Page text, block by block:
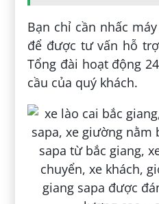
Bạn chỉ cần nhấc
để được tư vấn hỗ
Tổng đài hoạt động
cầu của quý khách.